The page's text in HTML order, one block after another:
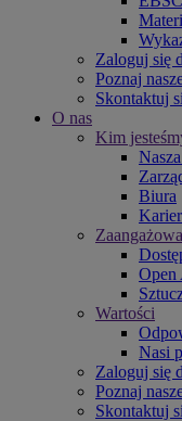
Zaloguj się
Poznaj
Skontaktuj
O nas
Kim
Biura
Open
Wartości
Nasi
Zaloguj się
Poznaj
Skontaktuj